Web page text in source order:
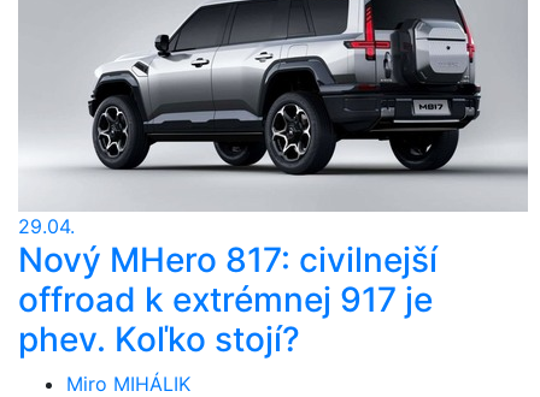
29.04.
Nový MHero 817: civilnejší
offroad k extrémnej 917 je
phev. Koľko stojí?
Miro MIHÁLIK